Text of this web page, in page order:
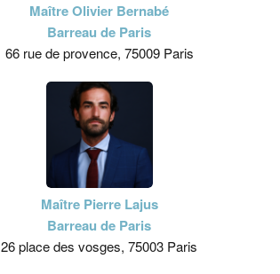
Maître Olivier Bernabé
Barreau de Paris
66 rue de provence, 75009 Paris
Maître Pierre Lajus
Barreau de Paris
26 place des vosges, 75003 Paris